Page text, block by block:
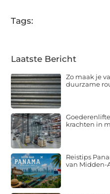
Tags:
Laatste Bericht
Zo maak je
duurzame
krachten in
Reistips
van Midden-